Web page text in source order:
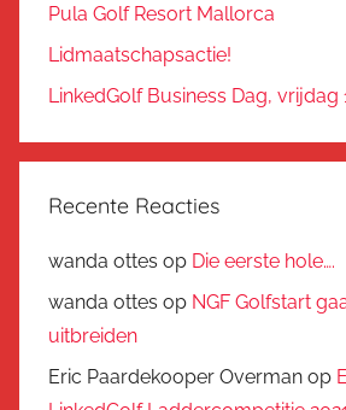
Pula Golf Resort Mallorca
Lidmaatschapsactie!
LinkedGolf Business Dag, vrijdag
Recente Reacties
wanda ottes op Die eerste hole….
wanda ottes op NGF Golfstart
uitbreiden
Eric Paardekooper Overman op